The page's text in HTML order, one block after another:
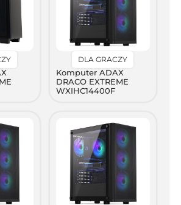
DLA GRACZY
Komputer ADAX
DRACO EXTREME
WXIHC14400F